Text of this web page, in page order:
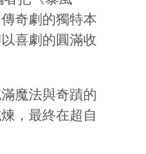
奇劇的獨特本
喜劇的圓滿收
魔法與奇蹟的
，最終在超自